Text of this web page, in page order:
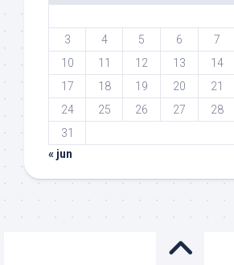
3
4 5 6 7
10
11 12 13 14
17
18 19 20 21
24
25 26 27 28
31
« jun